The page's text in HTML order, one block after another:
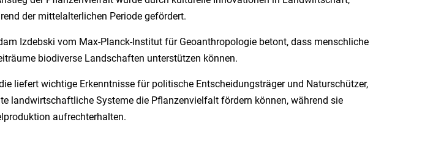
der mittelalterlichen Periode gefördert.
Izdebski vom Max-Planck-Institut für Geoanthropologie betont, dass menschliche
biodiverse Landschaften unterstützen können.
liefert wichtige Erkenntnisse für politische Entscheidungsträger und Naturschützer,
landwirtschaftliche Systeme die Pflanzenvielfalt fördern können, während sie
aufrechterhalten.